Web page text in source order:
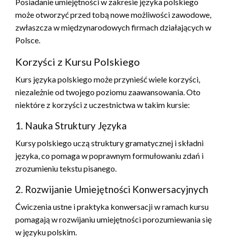
może otworzyć przed tobą nowe możliwości zawodowe,
zwłaszcza w międzynarodowych firmach działających w
Polsce.
Korzyści z Kursu Polskiego
Kurs języka polskiego może przynieść wiele korzyści,
niezależnie od twojego poziomu zaawansowania. Oto
niektóre z korzyści z uczestnictwa w takim kursie:
1. Nauka Struktury Języka
Kursy polskiego uczą struktury gramatycznej i składni
języka, co pomaga w poprawnym formułowaniu zdań i
zrozumieniu tekstu pisanego.
2. Rozwijanie Umiejętności Konwersacyjnych
Ćwiczenia ustne i praktyka konwersacji w ramach kursu
pomagają w rozwijaniu umiejętności porozumiewania się
w języku polskim.